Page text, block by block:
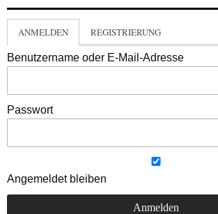
ANMELDEN REGISTRIERUNG
Benutzername oder E-Mail-Adresse
Passwort
Angemeldet bleiben